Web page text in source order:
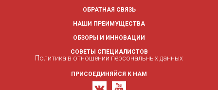
ОБРАТНАЯ СВЯЗЬ
НАШИ ПРЕИМУЩЕСТВА
ОБЗОРЫ И ИННОВАЦИИ
СОВЕТЫ СПЕЦИАЛИСТОВ
Политика в отношении персональных данных
ПРИСОЕДИНЯЙСЯ К НАМ